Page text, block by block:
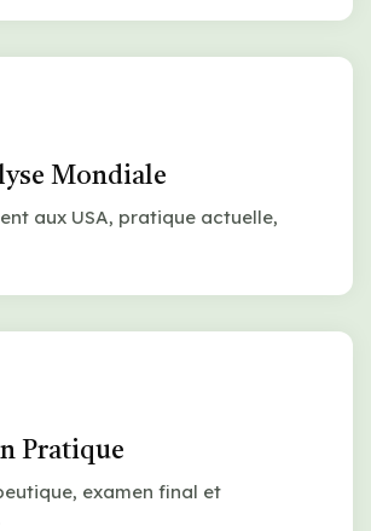
Mondiale
aux USA, pratique actuelle,
Pratique
examen final et